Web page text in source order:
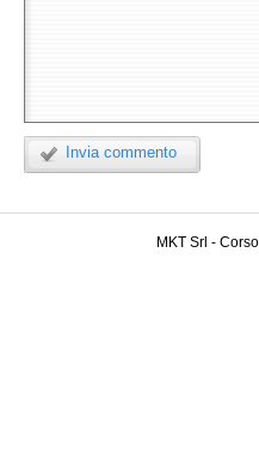
Invia commento
MKT Srl -